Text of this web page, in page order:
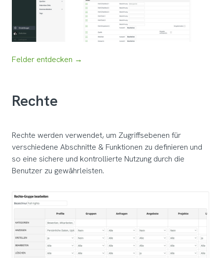
Felder entdecken →
Rechte
Rechte werden verwendet, um Zugriffsebenen für
verschiedene Abschnitte & Funktionen zu definieren und
so eine sichere und kontrollierte Nutzung durch die
Benutzer zu gewährleisten.